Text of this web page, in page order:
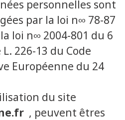
personnelles sont
par la loi n∞ 78-87
loi n∞ 2004-801 du 6
226-13 du Code
Européenne du 24
du site
, peuvent êtres